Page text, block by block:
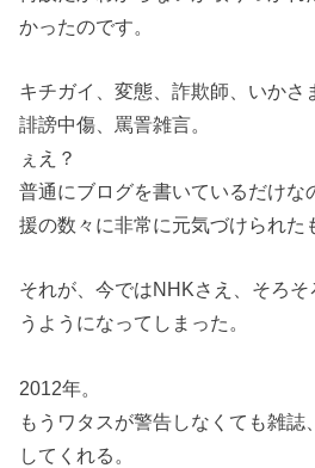
かったのです。
キチガイ、変態、詐欺師、いかさ
誹謗中傷、罵詈雑言。
ぇえ？
普通にブログを書いているだけな
援の数々に非常に元気づけられた
それが、今ではNHKさえ、そろ
うようになってしまった。
2012年。
もうワタスが警告しなくても雑誌
してくれる。